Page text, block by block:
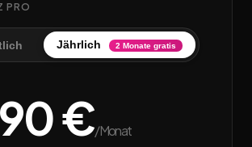
PRO
Jährlich 2 Monate gratis
€/Monat